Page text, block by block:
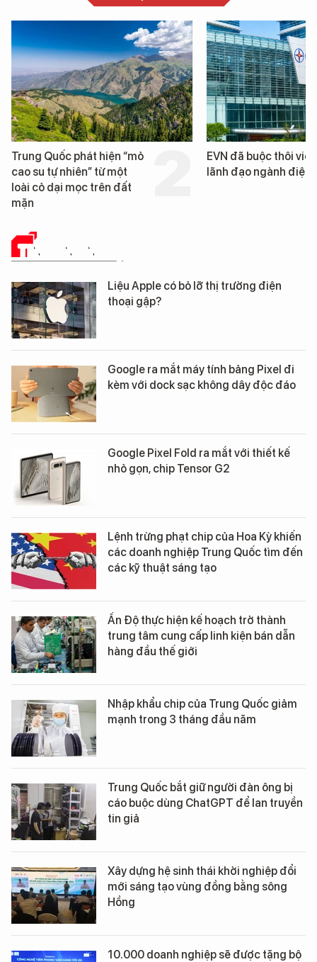
EVN đã buộc thôi việc 3
lãnh đạo ngành điện
Loạt dự án bất động
Đà Nẵng sắp bị kiểm
TIN CÔNG NGHỆ
Liệu Apple có bỏ lỡ thị trường điện
thoại gập?
Google ra mắt máy tính bảng Pixel đi
kèm với dock sạc không dây độc đáo
Google Pixel Fold ra mắt với thiết kế
nhỏ gọn, chip Tensor G2
Lệnh trừng phạt chip của Hoa Kỳ khiến
các doanh nghiệp Trung Quốc tìm đến
các kỹ thuật sáng tạo
Ấn Độ thực hiện kế hoạch trở thành
trung tâm cung cấp linh kiện bán dẫn
hàng đầu thế giới
Nhập khẩu chip của Trung Quốc giảm
mạnh trong 3 tháng đầu năm
Trung Quốc bắt giữ người đàn ông bị
cáo buộc dùng ChatGPT để lan truyền
tin giả
Xây dựng hệ sinh thái khởi nghiệp đổi
mới sáng tạo vùng đồng bằng sông
Hồng
10.000 doanh nghiệp sẽ được tặng bộ